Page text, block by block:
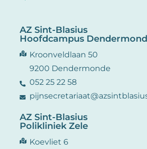
AZ Sint-Blasius
Hoofdcampus
Kroonveldlaan 50
9200 Dendermonde
052 25 22 58
AZ Sint-Blasius
Polikliniek Zele
Koevliet 6